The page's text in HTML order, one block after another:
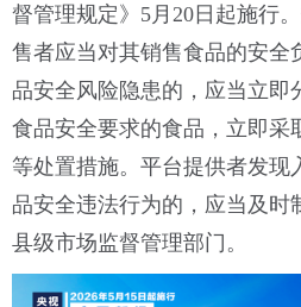
督管理规定》5月20日起施行
售者应当对其销售食品的安全
品安全风险隐患的，应当立即
食品安全要求的食品，立即采
等处置措施。平台提供者发现
品安全违法行为的，应当及时
县级市场监督管理部门。